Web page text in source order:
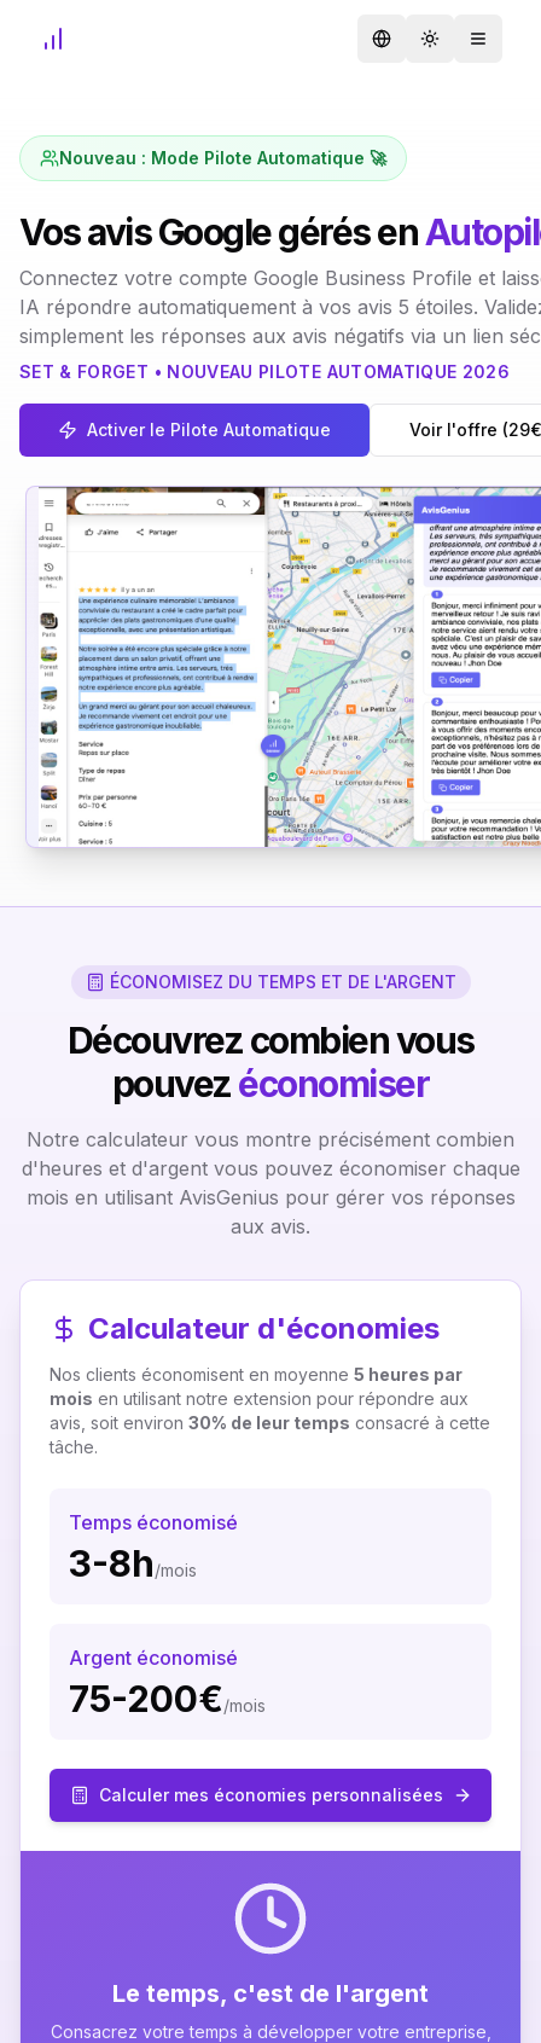
Changer de
ToggleToggle
Nouveau : Mode Pilote Automatique 🚀
Vos avis Google gérés en
Connectez votre compte Google Business Profile et
IA répondre automatiquement à vos avis 5 étoiles.
simplement les réponses aux avis négatifs via un lien
SET & FORGET • NOUVEAU PILOTE AUTOMATIQUE 2026
Activer le Pilote Automatique Voir l'offre
AvisGenius
"Expérience culinaire mémorable ! L'ambiance conviviale du
a créé le cadre parfait pour apprécier des plats gastronomiques..."
💡 3 suggestions de réponses générées
Extension Chrome AvisGenius en action
ÉCONOMISEZ DU TEMPS ET DE L'ARGENT
Découvrez combien vous
pouvezéconomiser
Notre calculateur vous montre précisément combien
d'heures et d'argent vous pouvez économiser chaque
mois en utilisant AvisGenius pour gérer vos réponses
aux avis.
Calculateur d'économies
Nos clients économisent en moyenne 5 heures par
mois en utilisant notre extension pour répondre aux
avis, soit environ 30% de leur temps consacré à cette
tâche.
Temps économisé
3-8h/mois
Argent économisé
75-200€/mois
Calculer mes économies personnalisées
Le temps, c'est de l'argent
Consacrez votre temps à développer votre entreprise,